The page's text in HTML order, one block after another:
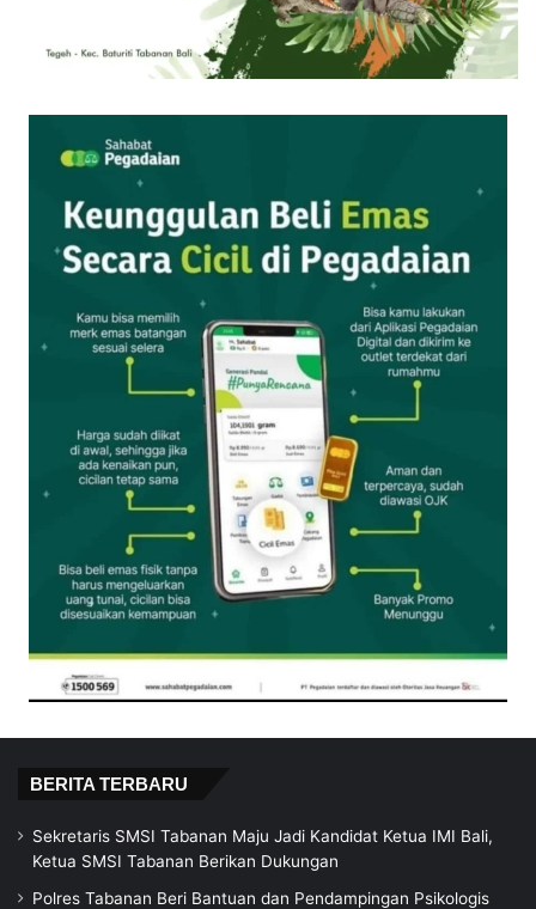
BERITA TERBARU
Sekretaris SMSI Tabanan Maju Jadi Kandidat Ketua IMI Bali,
Ketua SMSI Tabanan Berikan Dukungan
Polres Tabanan Beri Bantuan dan Pendampingan Psikologis